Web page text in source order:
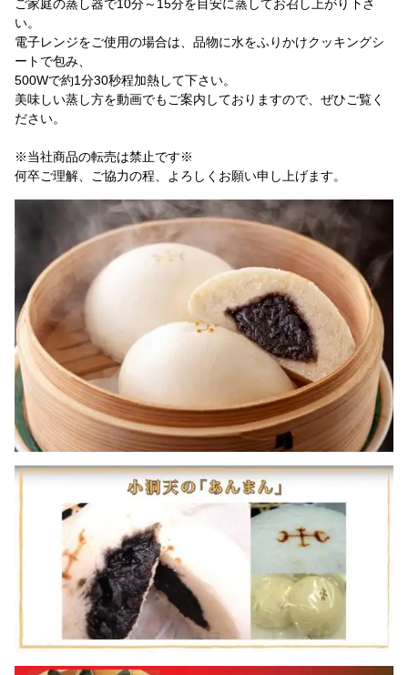
ご家庭の蒸し器で10分～15分を目安に蒸してお召し上がり下さ
い。
電子レンジをご使用の場合は、品物に水をふりかけクッキングシ
ートで包み、
500Wで約1分30秒程加熱して下さい。
美味しい蒸し方を動画でもご案内しておりますので、ぜひご覧く
ださい。
※当社商品の転売は禁止です※
何卒ご理解、ご協力の程、よろしくお願い申し上げます。